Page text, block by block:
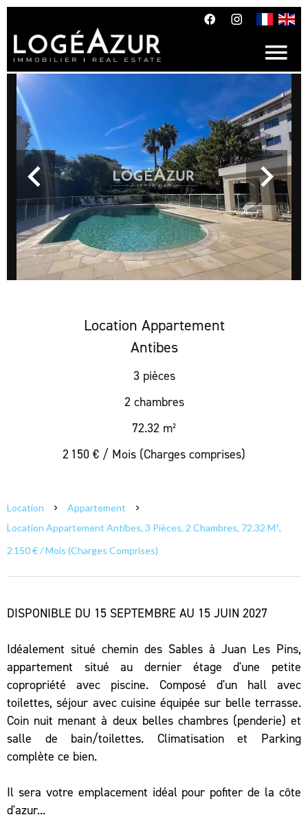
Location Appartement
Antibes
3 pièces
2 chambres
72.32 m²
2 150 € / Mois (Charges comprises)
Location
Appartement
Location Appartement Antibes, 3 Pièces, 2 Chambres, 72.32 M²,
2 150 € / Mois (Charges Comprises)
DISPONIBLE DU 15 SEPTEMBRE AU 15 JUIN 2027
Idéalement situé chemin des Sables à Juan Les Pins,
appartement situé au dernier étage d'une petite
copropriété avec piscine. Composé d'un hall avec
toilettes, séjour avec cuisine équipée sur belle terrasse.
Coin nuit menant à deux belles chambres (penderie) et
salle de bain/toilettes. Climatisation et Parking
complète ce bien.
Il sera votre emplacement idéal pour pofiter de la côte
d'azur...